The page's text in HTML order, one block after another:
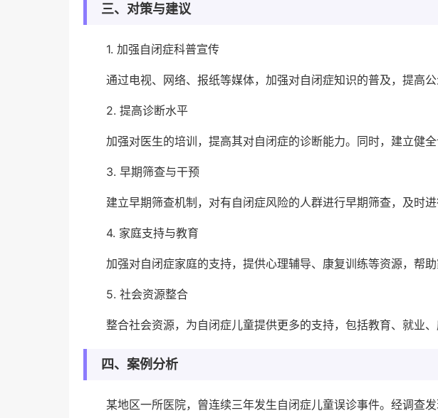
三、对策与建议
1. 加强自闭症科普宣传
通过电视、网络、报纸等媒体，加强对自闭症知识的普及，提高公
2. 提高诊断水平
加强对医生的培训，提高其对自闭症的诊断能力。同时，建立健全
3. 早期筛查与干预
建立早期筛查机制，对有自闭症风险的人群进行早期筛查，及时进
4. 家庭支持与教育
加强对自闭症家庭的支持，提供心理辅导、康复训练等资源，帮
5. 社会资源整合
整合社会资源，为自闭症儿童提供更多的支持，包括教育、就业、
四、案例分析
某地区一所医院，曾连续三年发生自闭症儿童误诊事件。经调查发